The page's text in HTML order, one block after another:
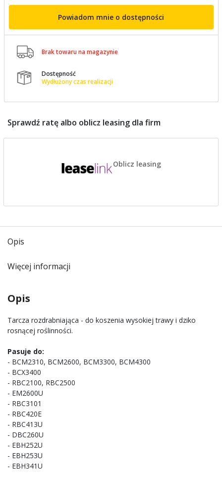
Powiadom mnie o dostępności
 Brak towaru na magazynie

Dostępność
Wydłużony czas realizacji
Sprawdź ratę albo oblicz leasing dla firm
Oblicz leasing
Opis
Więcej informacji
Opis
Tarcza rozdrabniająca - do koszenia wysokiej trawy i dziko
rosnącej roślinności.
Pasuje do:
- BCM2310, BCM2600, BCM3300, BCM4300
- BCX3400
- RBC2100, RBC2500
- EM2600U
- RBC3101
- RBC420E
- RBC413U
- DBC260U
- EBH252U
- EBH253U
- EBH341U